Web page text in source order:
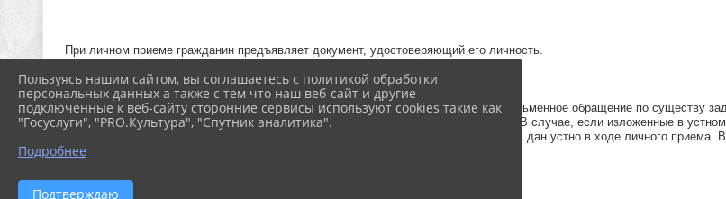
При личном приеме гражданин предъявляет документ, удостоверяющий его личность.
Во время личного приема гражданин делает устное заявление либо оставляет письменное обращение по существу
восстановлению или защите его нарушенных прав, свобод и законных интересов. В случае, если изложенные в
дополнительной проверки, ответ на обращение с согласия гражданина может быть дан устно в ходе личного
обращении гражданина вопросов.
Пользуясь нашим сайтом, вы соглашаетесь с политикой обработки
персональных данных а также с тем что наш веб-сайт и другие
подключенные к веб-сайту сторонние сервисы используют cookies такие как
"Госуслуги", "PRO.Культура", "Спутник аналитика".
Подробнее
Подтверждаю